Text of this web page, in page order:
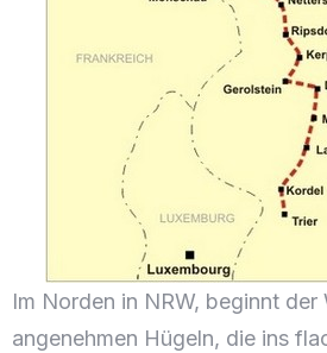
Im Norden in NRW, beginnt
angenehmen Hügeln, die ins